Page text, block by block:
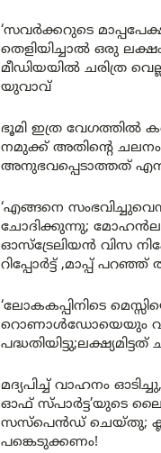
‘സവർക്കറുടെ
തെളിയിച്ചാൽ ഒരു
മീഡിയയിൽ ചരിത്ര
യുവാവ്
ഭൂമി ഇത്ര വേഗത്തിൽ
നമുക്ക് അതിന്റെ ചലനം
അനുഭവപ്പെടാത്തത്
‘എങ്ങനെ
ചോദിക്കുന്നു;
ഓസ്ട്രേലിയൻ വിസ
റിപ്പോർട്ട് ,മാപ്പ് പറഞ്ഞ്
‘ലോകകപ്പിനിടെ
റൊണാൾഡോയെയും
മദ്യപിച്ച് വാഹനം
ഓഫ് സ്പാർട്ട’യുടെ
സസ്പെൻഡ് ചെയ്തു;
പങ്കെടുക്കണം!